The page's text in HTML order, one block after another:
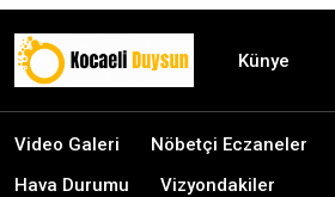
Künye
Video Galeri Nöbetçi Eczaneler
Hava Durumu
Vizyondakiler